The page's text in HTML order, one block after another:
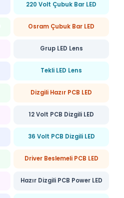
220 Volt Çubuk Bar LED
Osram Çubuk Bar LED
Grup LED Lens
Tekli LED Lens
Dizgili Hazır PCB LED
12 Volt PCB Dizgili LED
36 Volt PCB Dizgili LED
Driver Beslemeli PCB LED
Hazır Dizgili PCB Power LED